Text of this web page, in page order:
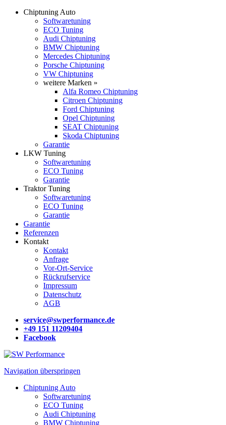
Chiptuning Auto
Softwaretuning
ECO Tuning
Audi Chiptuning
BMW Chiptuning
Mercedes Chiptuning
Porsche Chiptuning
VW Chiptuning
weitere Marken »
Alfa Romeo Chiptuning
Citroen Chiptuning
Ford Chiptuning
Opel Chiptuning
SEAT Chiptuning
Skoda Chiptuning
Garantie
LKW Tuning
Softwaretuning
ECO Tuning
Garantie
Traktor Tuning
Softwaretuning
ECO Tuning
Garantie
Garantie
Referenzen
Kontakt
Kontakt
Anfrage
Vor-Ort-Service
Rückrufservice
Impressum
Datenschutz
AGB
service@swperformance.de
+49 151 11209404
Facebook
Navigation überspringen
Chiptuning Auto
Softwaretuning
ECO Tuning
Audi Chiptuning
BMW Chiptuning